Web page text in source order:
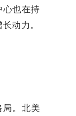
也在持
动力。
。北美